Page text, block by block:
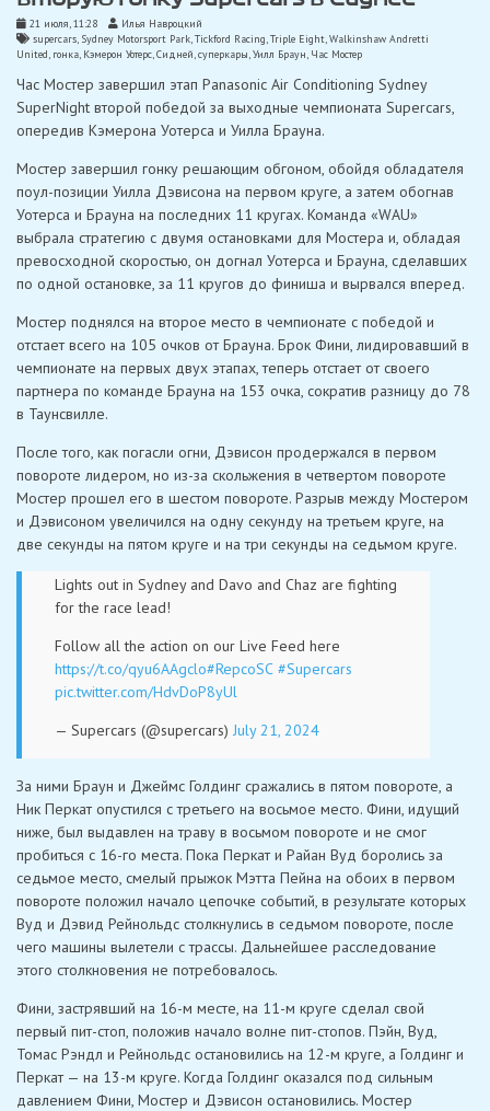
21 июля, 11:28
Илья Навроцкий
supercars, Sydney Motorsport Park,Tickford Racing,Triple Eight,Walkinshaw Andretti
United, гонка, Кэмерон Уотерс,Сидней,суперкары,Уилл Браун, Час Мостер
Час Мостер завершил этап Panasonic Air Conditioning Sydney
SuperNight второй победой за выходные чемпионата Supercars,
опередив Кэмерона Уотерса и Уилла Брауна.
Мостер завершил гонку решающим обгоном, обойдя обладателя
поул-позиции Уилла Дэвисона на первом круге, а затем обогнав
Уотерса и Брауна на последних 11 кругах. Команда «WAU»
выбрала стратегию с двумя остановками для Мостера и, обладая
превосходной скоростью, он догнал Уотерса и Брауна, сделавших
по одной остановке, за 11 кругов до финиша и вырвался вперед.
Мостер поднялся на второе место в чемпионате с победой и
отстает всего на 105 очков от Брауна. Брок Фини, лидировавший в
чемпионате на первых двух этапах, теперь отстает от своего
партнера по команде Брауна на 153 очка, сократив разницу до 78
в Таунсвилле.
После того, как погасли огни, Дэвисон продержался в первом
повороте лидером, но из-за скольжения в четвертом повороте
Мостер прошел его в шестом повороте. Разрыв между Мостером
и Дэвисоном увеличился на одну секунду на третьем круге, на
две секунды на пятом круге и на три секунды на седьмом круге.
Lights out in Sydney and Davo and Chaz are fighting
for the race lead!
Follow all the action on our Live Feed here
https://t.co/qyu6AAgclo#RepcoSC #Supercars
pic.twitter.com/HdvDoP8yUl
— Supercars (@supercars) July 21, 2024
За ними Браун и Джеймс Голдинг сражались в пятом повороте, а
Ник Перкат опустился с третьего на восьмое место. Фини, идущий
ниже, был выдавлен на траву в восьмом повороте и не смог
пробиться с 16-го места. Пока Перкат и Райан Вуд боролись за
седьмое место, смелый прыжок Мэтта Пейна на обоих в первом
повороте положил начало цепочке событий, в результате которых
Вуд и Дэвид Рейнольдс столкнулись в седьмом повороте, после
чего машины вылетели с трассы. Дальнейшее расследование
этого столкновения не потребовалось.
Фини, застрявший на 16-м месте, на 11-м круге сделал свой
первый пит-стоп, положив начало волне пит-стопов. Пэйн, Вуд,
Томас Рэндл и Рейнольдс остановились на 12-м круге, а Голдинг и
Перкат — на 13-м круге. Когда Голдинг оказался под сильным
давлением Фини, Мостер и Дэвисон остановились. Мостер